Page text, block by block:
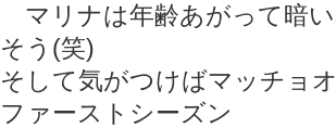
マリナは年齢あがって暗
そう(笑)
そして気がつけばマッチョ
ファーストシーズン